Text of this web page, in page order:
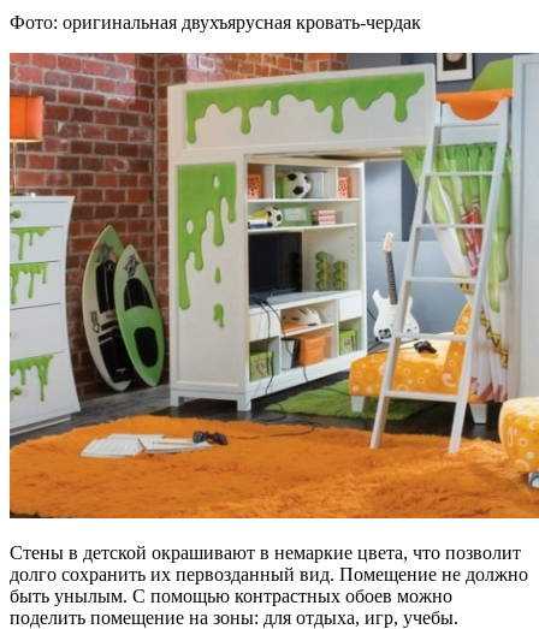
Фото: оригинальная двухъярусная кровать-чердак
Стены в детской окрашивают в немаркие цвета, что позволит
долго сохранить их первозданный вид. Помещение не должно
быть унылым. С помощью контрастных обоев можно
поделить помещение на зоны: для отдыха, игр, учебы.